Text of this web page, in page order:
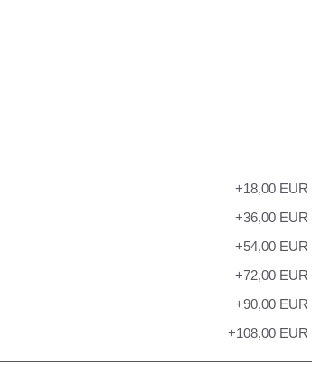
+18,00 EUR
+36,00 EUR
+54,00 EUR
+72,00 EUR
+90,00 EUR
+108,00 EUR